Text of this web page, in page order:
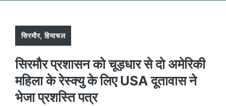
सिरमौर,हिमाचल
सिरमौर प्रशासन को चूड़धार से दो अमेरिकी
महिला के रेस्क्यु के लिए USA दूतावास ने
भेजा प्रशस्ति पत्र